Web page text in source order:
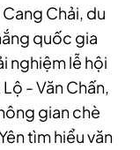
Chải, du
quốc gia
nghiệm lễ hội
- Văn Chấn,
gian chè
tìm hiểu văn